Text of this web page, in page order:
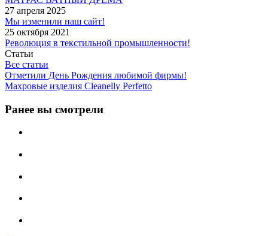
27 апреля 2025
Мы изменили наш сайт!
25 октября 2021
Революция в текстильной промышленности!
Статьи
Все статьи
Отметили День Рождения любимой фирмы!
Махровые изделия Cleanelly Perfetto
Ранее вы смотрели